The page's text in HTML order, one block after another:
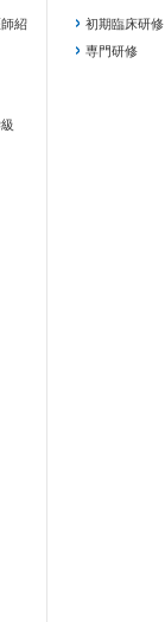
紹
初期臨床研修
専門研修